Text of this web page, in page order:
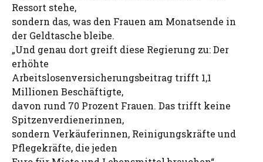
Ressort stehe,
sondern das, was den Frauen am Monatsende in
der Geldtasche bleibe.
„Und genau dort greift diese Regierung zu: Der
erhöhte
Arbeitslosenversicherungsbeitrag trifft 1,1
Millionen Beschäftigte,
davon rund 70 Prozent Frauen. Das trifft keine
Spitzenverdienerinnen,
sondern Verkäuferinnen, Reinigungskräfte und
Pflegekräfte, die jeden